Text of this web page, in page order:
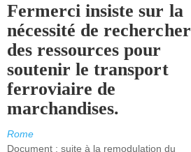
Fermerci insiste sur la
nécessité de rechercher
des ressources pour
soutenir le transport
ferroviaire de
marchandises.
Rome
Document : suite à la remodulation du